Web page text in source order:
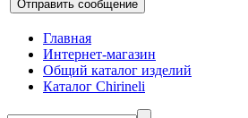
Главная
Интернет-магазин
Общий каталог изделий
Каталог Chirineli